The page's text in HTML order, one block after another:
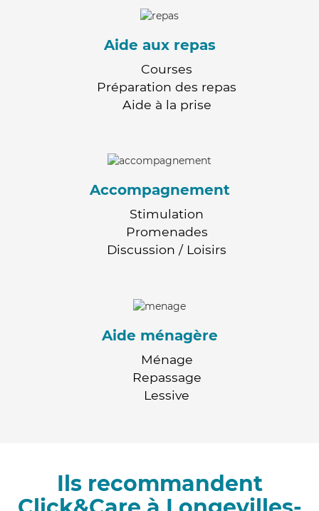
Aide aux repas
Courses
Préparation des repas
Aide à la prise
Accompagnement
Stimulation
Promenades
Discussion / Loisirs
Aide ménagère
Ménage
Repassage
Lessive
Ils recommandent